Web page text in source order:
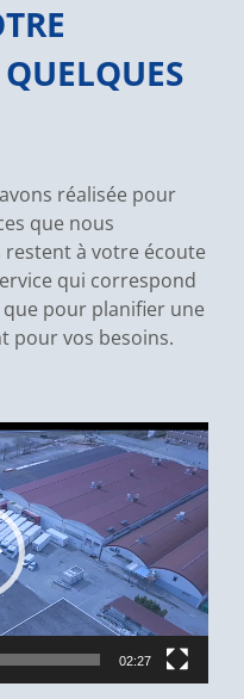
réalisée pour
que nous
à votre écoute
qui correspond
que pour planifier une
pour vos besoins.
02:27